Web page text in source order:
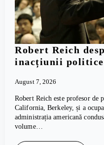
Robert Reich
inacțiunii politice
August 7, 2026
Robert Reich este profesor
California, Berkeley, și a
administrația americană
volume…